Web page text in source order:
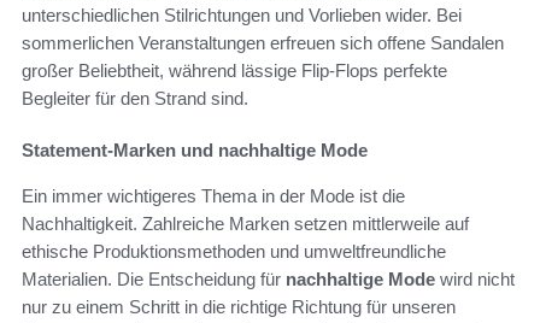
unterschiedlichen Stilrichtungen und Vorlieben wider. Bei
sommerlichen Veranstaltungen erfreuen sich offene Sandalen
großer Beliebtheit, während lässige Flip-Flops perfekte
Begleiter für den Strand sind.
Statement-Marken und nachhaltige Mode
Ein immer wichtigeres Thema in der Mode ist die
Nachhaltigkeit. Zahlreiche Marken setzen mittlerweile auf
ethische Produktionsmethoden und umweltfreundliche
Materialien. Die Entscheidung für nachhaltige Mode wird nicht
nur zu einem Schritt in die richtige Richtung für unseren